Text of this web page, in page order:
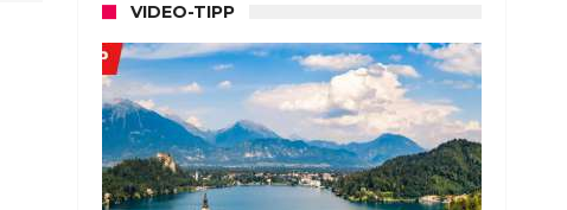
VIDEO-TIPP